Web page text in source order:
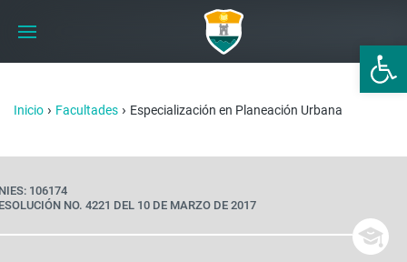
Abrir
Inicio › Facultades › Especialización en Planeación Urbana
106174
NO. 4221 DEL 10 DE MARZO DE 2017